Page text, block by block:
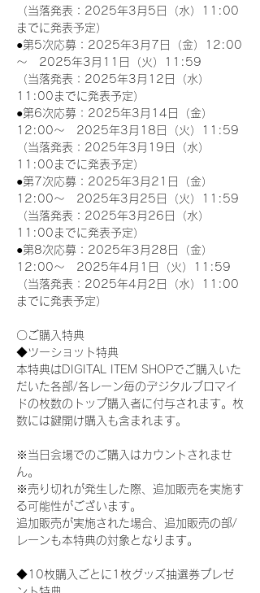
（当落発表：2025年3月5日（水）11:00
までに発表予定）
●第5次応募：2025年3月7日（金）12:00
～　2025年3月11日（火）11:59
（当落発表：2025年3月12日（水）
11:00までに発表予定）
●第6次応募：2025年3月14日（金）
12:00～　2025年3月18日（火）11:59
（当落発表：2025年3月19日（水）
11:00までに発表予定）
●第7次応募：2025年3月21日（金）
12:00～　2025年3月25日（火）11:59
（当落発表：2025年3月26日（水）
11:00までに発表予定）
●第8次応募：2025年3月28日（金）
12:00～　2025年4月1日（火）11:59
（当落発表：2025年4月2日（水）11:00
までに発表予定）
〇ご購入特典
◆ツーショット特典
本特典はDIGITAL ITEM SHOPでご購入いた
だいた各部/各レーン毎のデジタルブロマイ
ドの枚数のトップ購入者に付与されます。枚
数には鍵開け購入も含まれます。
※当日会場でのご購入はカウントされませ
ん。
※売り切れが発生した際、追加販売を実施す
る可能性がございます。
追加販売が実施された場合、追加販売の部/
レーンも本特典の対象となります。
◆10枚購入ごとに1枚グッズ抽選券プレゼ